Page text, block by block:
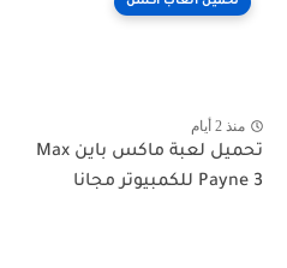
منذ 2 أيام
تحميل لعبة ماكس باين Max
Payne 3 للكمبيوتر مجانا